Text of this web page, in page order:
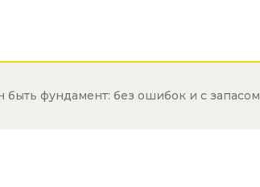
быть фундамент: без ошибок и с запасом